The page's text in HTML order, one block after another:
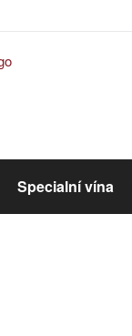
Specialní vína